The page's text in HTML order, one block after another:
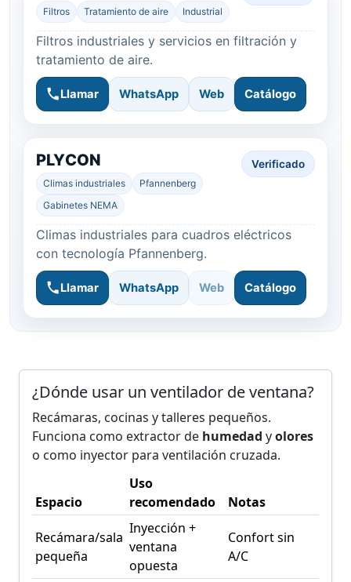
Filtros Tratamiento de aire Industrial
Filtros industriales y servicios en filtración y
tratamiento de aire.
Llamar WhatsApp Web Catálogo
PLYCON
Climas industriales
Pfannenberg
Gabinetes NEMA
Verificado
Climas industriales para cuadros eléctricos
con tecnología Pfannenberg.
Llamar WhatsApp Web Catálogo
¿Dónde usar un ventilador de ventana?
Recámaras, cocinas y talleres pequeños.
Funciona como extractor de humedad yolores
o como inyector para ventilación cruzada.
Espacio
Uso
recomendado
Notas
Recámara/sala
pequeña
Inyección +
ventana
opuesta
Confort sin
A/C